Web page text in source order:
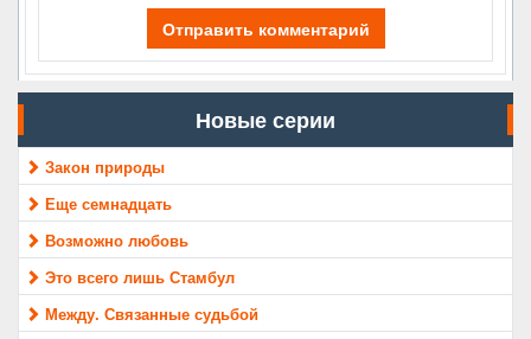
Отправить комментарий
Новые серии
Закон природы
Еще семнадцать
Возможно любовь
Это всего лишь Стамбул
Между. Связанные судьбой